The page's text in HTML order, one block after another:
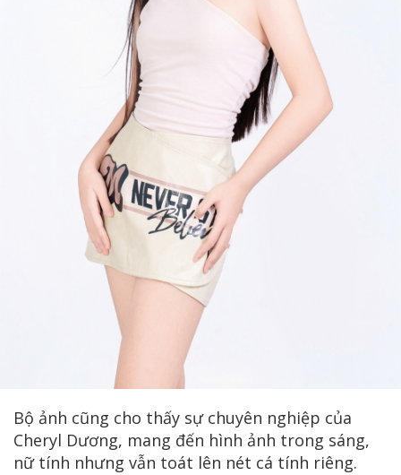
Bộ ảnh cũng cho thấy sự chuyên nghiệp của
Cheryl Dương, mang đến hình ảnh trong sáng,
nữ tính nhưng vẫn toát lên nét cá tính riêng.